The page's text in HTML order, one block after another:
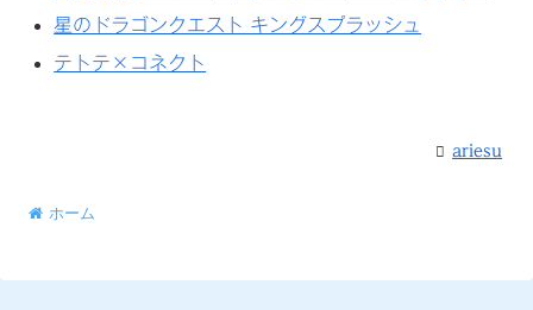
星のドラゴンクエスト キングスプラッシュ
テトテ×コネクト
ariesu
ホーム